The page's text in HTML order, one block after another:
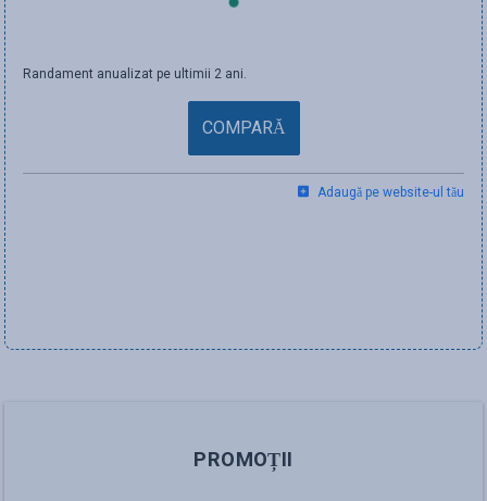
Randament anualizat pe ultimii 2 ani.
COMPARĂ
Adaugă pe website-ul tău
PROMOȚII